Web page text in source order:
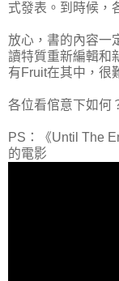
式發表。到時候，
放心，書的內容一
讀特質重新編輯和
有Fruit在其中，很
各位看倌意下如何
PS：《Until The
的電影